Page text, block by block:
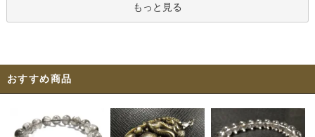
もっと見る
おすすめ商品